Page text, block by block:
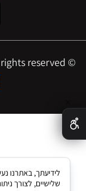
© All rights reserved
שלישיים, לצורך